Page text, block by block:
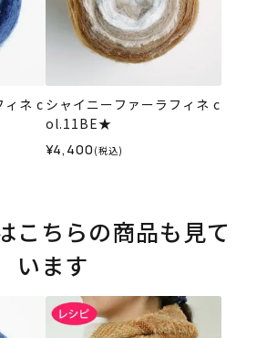
ィネ c シャイニーファーラフィネ c
ol.11BE★
¥4,400 (税込)
こちらの商品も見て
います